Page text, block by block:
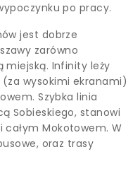
po pracy.
jest dobrze
zarówno
miejską. Infinity leży
wysokimi ekranami)
Szybka linia
Sobieskiego, stanowi
Mokotowem. W
oraz trasy